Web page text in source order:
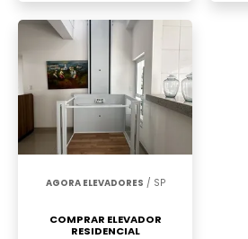
AGORA ELEVADORES / SP
COMPRAR ELEVADOR
RESIDENCIAL